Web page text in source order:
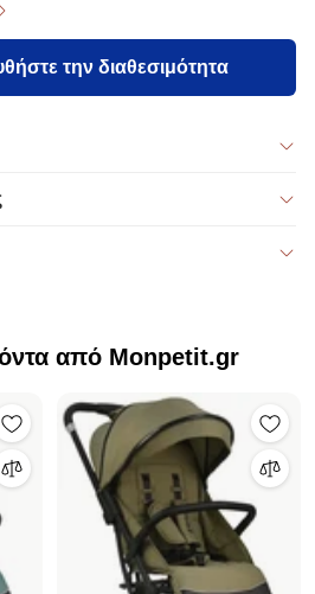
την διαθεσιμότητα
από Monpetit.gr